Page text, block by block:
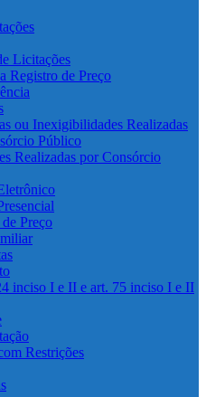
Licitações
Registro de Preço
ou Inexigibilidades Realizadas
Público
Realizadas por Consórcio
Preço
inciso I e II e art. 75 inciso I e II
Restrições